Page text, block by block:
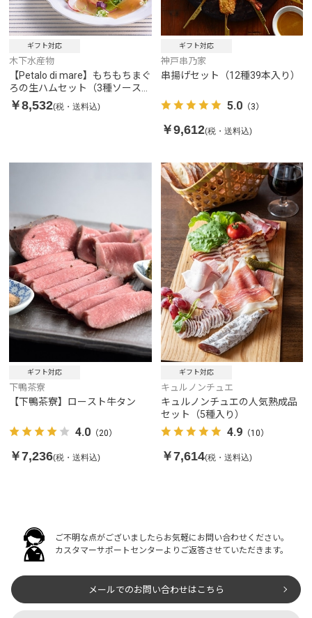
ギフト対応
木下水産物
【Petalo di mare】もちもちまぐ
ろの生ハムセット（3種ソース付
き）
￥8,532(税・送料込)
ギフト対応
神戸串乃家
串揚げセット（12種39本入り）
5.0（3）
￥9,612(税・送料込)
ギフト対応
下鴨茶寮
【下鴨茶寮】ロースト牛タン
4.0 （20）
￥7,236(税・送料込)
ギフト対応
キュルノンチュエ
キュルノンチュエの人気熟成品
セット（5種入り）
4.9（10）
￥7,614(税・送料込)
ご不明な点がございましたらお気軽にお問い合わせください。
カスタマーサポートセンターよりご返答させていただきます。
メールでのお問い合わせはこちら